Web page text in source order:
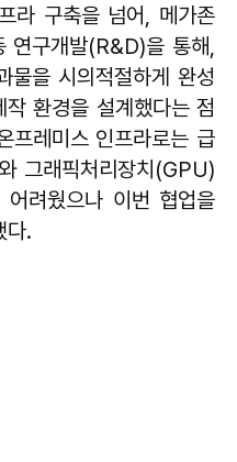
라 구축을 넘어, 메가존
연구개발(R&D)을 통해,
물을 시의적절하게 완성
환경을 설계했다는 점
프레미스 인프라로는 급
그래픽처리장치(GPU)
려웠으나 이번 협업을
다.